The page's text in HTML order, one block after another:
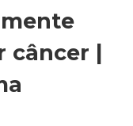
câncer |